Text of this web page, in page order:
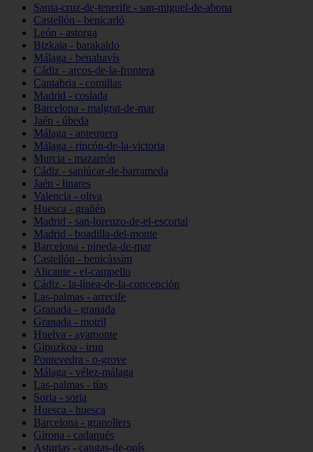
Santa-cruz-de-tenerife - san-miguel-de-abona
Castellón - benicarló
León - astorga
Bizkaia - barakaldo
Málaga - benahavís
Cádiz - arcos-de-la-frontera
Cantabria - comillas
Madrid - coslada
Barcelona - malgrat-de-mar
Jaén - úbeda
Málaga - antequera
Málaga - rincón-de-la-victoria
Murcia - mazarrón
Cádiz - sanlúcar-de-barrameda
Jaén - linares
Valencia - oliva
Huesca - grañén
Madrid - san-lorenzo-de-el-escorial
Madrid - boadilla-del-monte
Barcelona - pineda-de-mar
Castellón - benicàssim
Alicante - el-campello
Cádiz - la-línea-de-la-concepción
Las-palmas - arrecife
Granada - granada
Granada - motril
Huelva - ayamonte
Gipuzkoa - irun
Pontevedra - o-grove
Málaga - vélez-málaga
Las-palmas - tías
Soria - soria
Huesca - huesca
Barcelona - granollers
Girona - cadaqués
Asturias - cangas-de-onís